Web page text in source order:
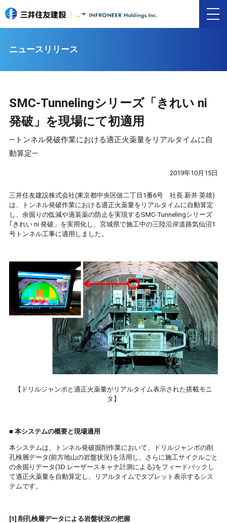
ニュースリリース
SMC-Tunnelingシリーズ「きれい ni
発破」を現場にて初適用
―トンネル発破作業における適正火薬量をリアルタイムに自
動算定―
2019年10月15日
三井住友建設株式会社(東京都中央区佃二丁目1番6号 社長 新井 英雄)
は、トンネル発破作業における適正火薬量をリアルタイムに自動算定
し、余掘りの低減や過装薬の防止を実現するSMC-Tunnelingシリーズ
｢きれい ni 発破」を実用化し、宮城県で施工中の三陸沿岸道路気仙沼1
号トンネル工事に適用しました。
【ドリルジャンボと適正火薬量がリアルタイム表示された搭載モニ
タ】
■ 本システムの概要と現場適用
本システムは、トンネル発破掘削作業において、ドリルジャンボの削
孔検層データ(前方地山の岩盤状況)を活用し、さらに施工サイクルごと
の余掘りデータ(3D レーザースキャナ計測による)をフィードバックし
て適正火薬量を自動算定し、リアルタイムでタブレット表示するシス
テムです。
[1] 削孔検層データによる岩盤状況の把握